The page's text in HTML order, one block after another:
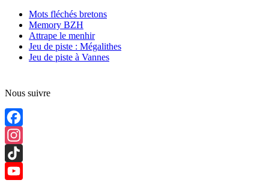
Mots fléchés bretons
Memory BZH
Attrape le menhir
Jeu de piste : Mégalithes
Jeu de piste à Vannes
Nous suivre
Facebook
Instagram
TikTok